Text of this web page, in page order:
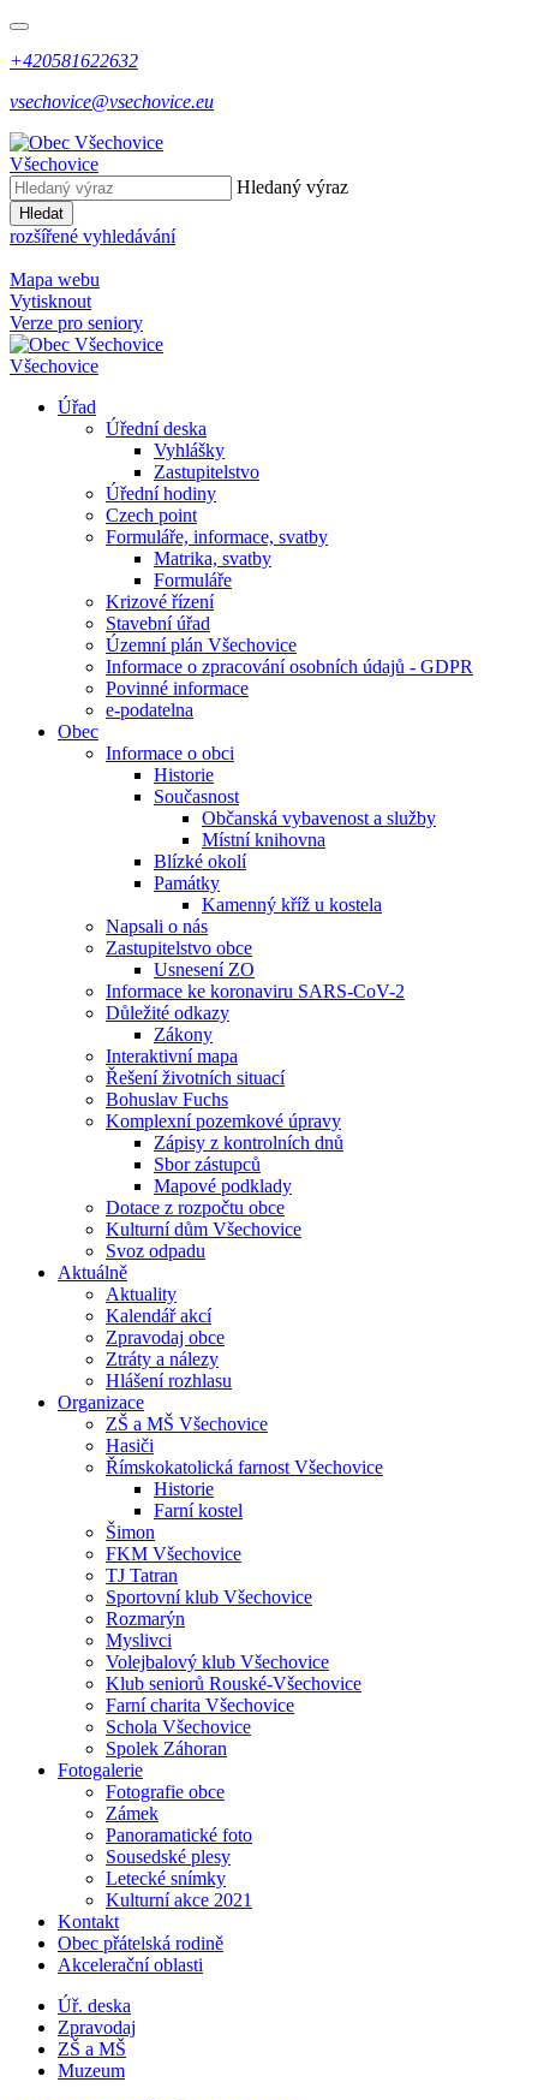
+420581622632
vsechovice@vsechovice.eu
Všechovice
Hledaný výraz
Hledat
rozšířené vyhledávání
Mapa webu
Vytisknout
Verze pro seniory
Všechovice
Úřad
Úřední deska
Vyhlášky
Zastupitelstvo
Úřední hodiny
Czech point
Formuláře, informace, svatby
Matrika, svatby
Formuláře
Krizové řízení
Stavební úřad
Územní plán Všechovice
Informace o zpracování osobních údajů - GDPR
Povinné informace
e-podatelna
Obec
Informace o obci
Historie
Současnost
Občanská vybavenost a služby
Místní knihovna
Blízké okolí
Památky
Kamenný kříž u kostela
Napsali o nás
Zastupitelstvo obce
Usnesení ZO
Informace ke koronaviru SARS-CoV-2
Důležité odkazy
Zákony
Interaktivní mapa
Řešení životních situací
Bohuslav Fuchs
Komplexní pozemkové úpravy
Zápisy z kontrolních dnů
Sbor zástupců
Mapové podklady
Dotace z rozpočtu obce
Kulturní dům Všechovice
Svoz odpadu
Aktuálně
Aktuality
Kalendář akcí
Zpravodaj obce
Ztráty a nálezy
Hlášení rozhlasu
Organizace
ZŠ a MŠ Všechovice
Hasiči
Římskokatolická farnost Všechovice
Historie
Farní kostel
Šimon
FKM Všechovice
TJ Tatran
Sportovní klub Všechovice
Rozmarýn
Myslivci
Volejbalový klub Všechovice
Klub seniorů Rouské-Všechovice
Farní charita Všechovice
Schola Všechovice
Spolek Záhoran
Fotogalerie
Fotografie obce
Zámek
Panoramatické foto
Sousedské plesy
Letecké snímky
Kulturní akce 2021
Kontakt
Obec přátelská rodině
Akcelerační oblasti
Úř. deska
Zpravodaj
ZŠ a MŠ
Muzeum